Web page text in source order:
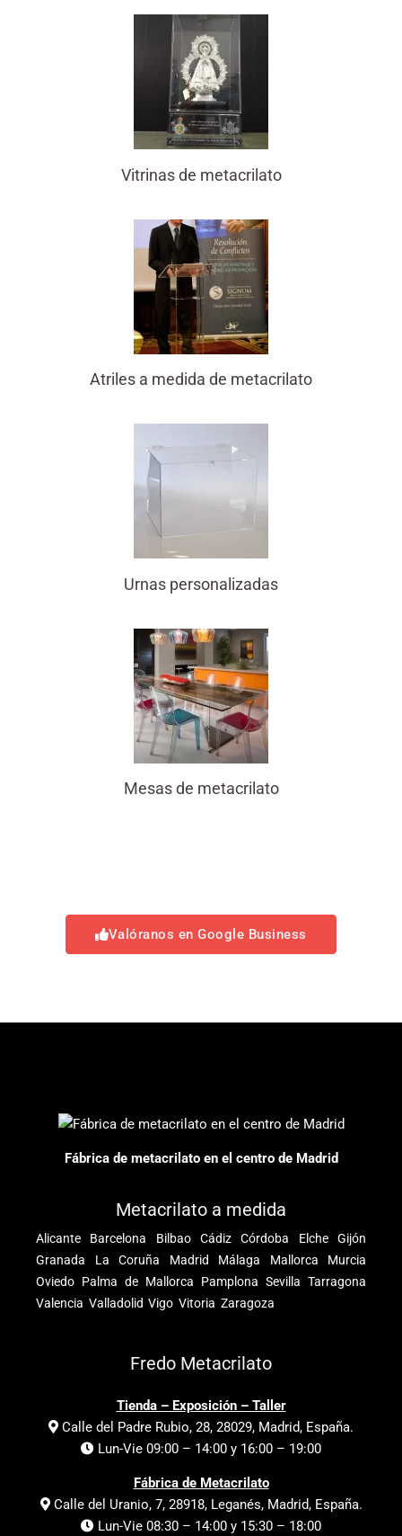
Vitrinas de metacrilato
Atriles a medida de metacrilato
Urnas personalizadas
Mesas de metacrilato
Valóranos en Google Business
Fábrica de metacrilato en el centro de Madrid
Metacrilato a medida
Alicante Barcelona Bilbao Cádiz Córdoba Elche
Gijón
Granada
La Coruña Madrid Málaga Mallorca
Murcia
Oviedo Palma de Mallorca Pamplona Sevilla Tarragona
Valencia Valladolid Vigo Vitoria Zaragoza
Fredo Metacrilato
Tienda – Exposición – Taller
Calle del Padre Rubio, 28, 28029, Madrid, España.
Lun-Vie 09:00 – 14:00 y 16:00 – 19:00
Fábrica de Metacrilato
Calle del Uranio, 7, 28918, Leganés, Madrid, España.
Lun-Vie 08:30 – 14:00 y 15:30 – 18:00